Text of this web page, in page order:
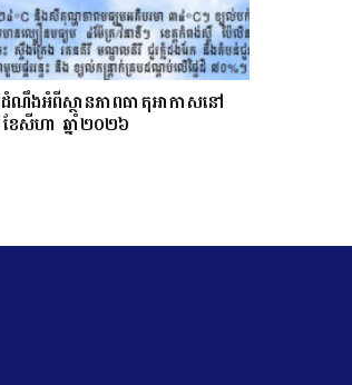
ណឹងអំពីស្ថានភាពធាតុអាកាសនៅ
ខែសីហា ឆ្នាំ២០២៦